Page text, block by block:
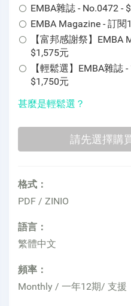
EMBA雜誌 - No.0472 -
EMBA Magazine - 訂閱
【富邦感謝祭】EMBA
$1,575元
【輕鬆選】EMBA雜誌
$1,750元
甚麼是輕鬆選？
格式：
PDF / ZINIO
語言：
繁體中文
頻率：
Monthly / 一年12期/ 支援